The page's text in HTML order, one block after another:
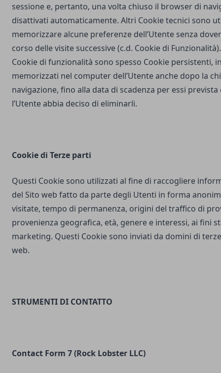
sessione e, pertanto, una volta chiuso il browser di
disattivati automaticamente. Altri Cookie tecnici sono
memorizzare alcune preferenze dell’Utente senza
corso delle visite successive (c.d. Cookie di
Cookie di funzionalità sono spesso Cookie persistenti,
memorizzati nel computer dell’Utente anche dopo la
navigazione, fino alla data di scadenza per essi
l’Utente abbia deciso di eliminarli.
Cookie di Terze parti
Questi Cookie sono utilizzati al fine di raccogliere
del Sito web fatto da parte degli Utenti in forma
visitate, tempo di permanenza, origini del traffico di
provenienza geografica, età, genere e interessi, ai fini
marketing. Questi Cookie sono inviati da domini di
web.
STRUMENTI DI CONTATTO
Contact Form 7 (Rock Lobster LLC)